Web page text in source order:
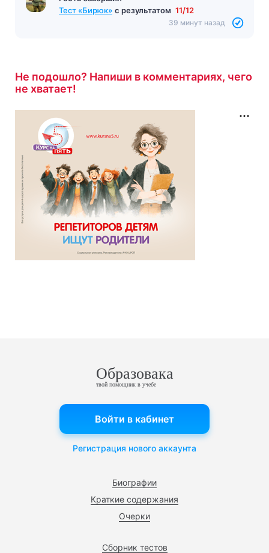
Тест «Бирюк» с результатом 11/12
39 минут назад
Не подошло? Напиши в комментариях, чего
не хватает!
Образовака
твой помощник в учебе
Биографии
Краткие содержания
Очерки
Сборник тестов
Войти в кабинет
Регистрация нового аккаунта